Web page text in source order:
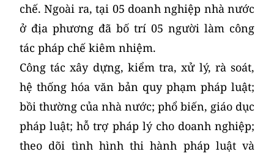
chế. Ngoài ra, tại 05 doanh nghiệp nhà nước
ở địa phương đã bố trí 05 người làm công
tác pháp chế kiêm nhiệm.
Công tác xây dựng, kiểm tra, xử lý, rà soát,
hệ thống hóa văn bản quy phạm pháp luật;
bồi thường của nhà nước; phổ biến, giáo dục
pháp luật; hỗ trợ pháp lý cho doanh nghiệp;
theo dõi tình hình thi hành pháp luật và